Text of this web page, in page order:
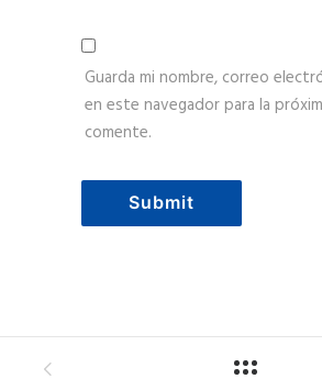
Guarda mi nombre, correo
en este navegador para la
comente.